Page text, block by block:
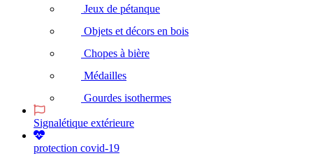
Jeux de pétanque
Objets et décors en bois
Chopes à bière
Médailles
Gourdes isothermes
Signalétique extérieure
protection covid-19